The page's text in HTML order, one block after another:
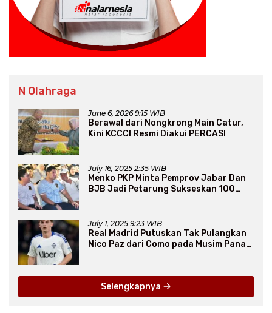
N Olahraga
June 6, 2026 9:15 WIB
Berawal dari Nongkrong Main Catur,
Kini KCCCI Resmi Diakui PERCASI
July 16, 2025 2:35 WIB
Menko PKP Minta Pemprov Jabar Dan
BJB Jadi Petarung Sukseskan 100
July 1, 2025 9:23 WIB
Real Madrid Putuskan Tak Pulangkan
Nico Paz dari Como pada Musim Panas
Selengkapnya